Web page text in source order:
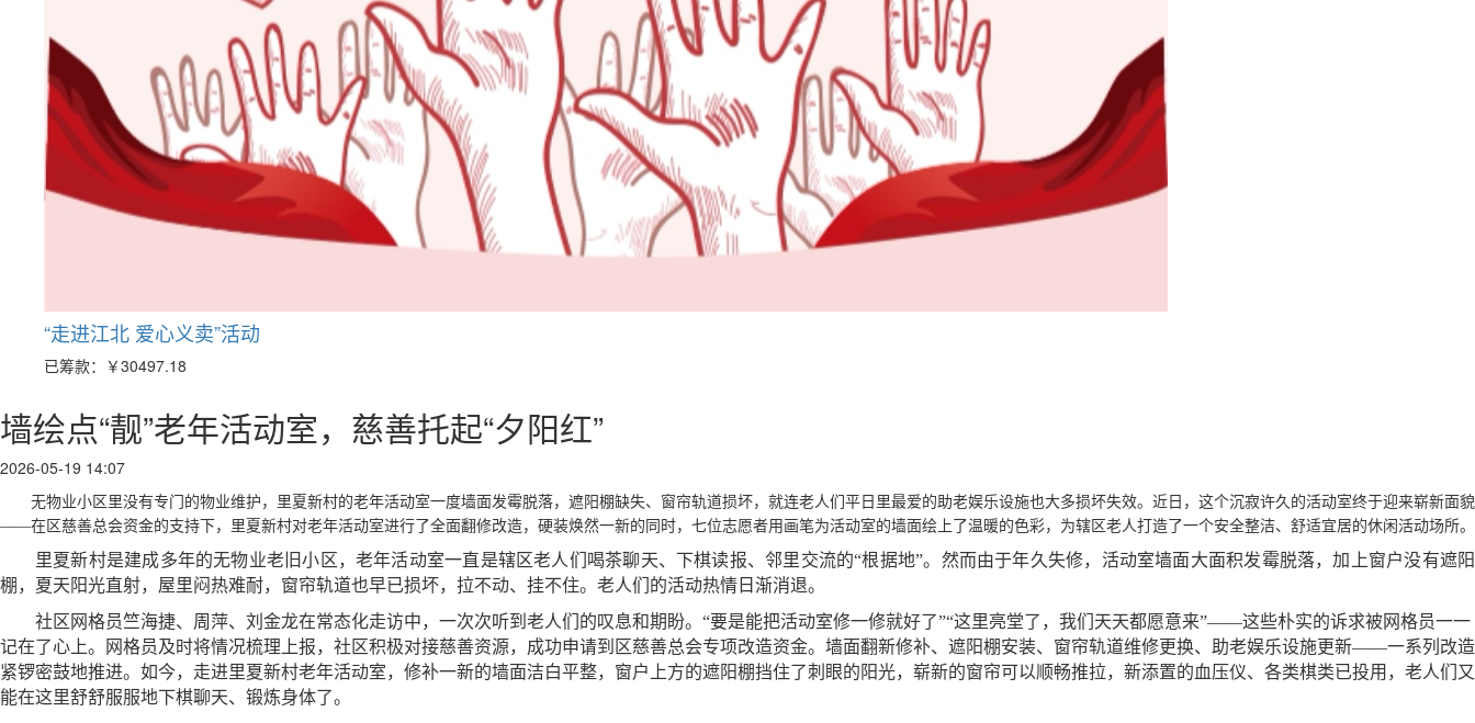
“走进江北 爱心义卖”活动
已筹款： ￥30497.18
墙绘点“靓”老年活动室，慈善托起“夕阳红”
2026-05-19 14:07
无物业小区里没有专门的物业维护，里夏新村的老年活动室一度墙面发霉脱落，遮阳棚缺失、窗帘轨道损坏，就连老人们平日里最爱的助老娱乐设施也大多损坏失效。近日，这个沉寂许久的活动室终于迎来崭新面貌
——在区慈善总会资金的支持下，里夏新村对老年活动室进行了全面翻修改造，硬装焕然一新的同时，七位志愿者用画笔为活动室的墙面绘上了温暖的色彩，为辖区老人打造了一个安全整洁、舒适宜居的休闲活动场所。
里夏新村是建成多年的无物业老旧小区，老年活动室一直是辖区老人们喝茶聊天、下棋读报、邻里交流的“根据地”。然而由于年久失修，活动室墙面大面积发霉脱落，加上窗户没有遮阳
棚，夏天阳光直射，屋里闷热难耐，窗帘轨道也早已损坏，拉不动、挂不住。老人们的活动热情日渐消退。
社区网格员竺海捷、周萍、刘金龙在常态化走访中，一次次听到老人们的叹息和期盼。 “要是能把活动室修一修就好了”“这里亮堂了，我们天天都愿意来”——这些朴实的诉求被网格员一一
记在了心上。网格员及时将情况梳理上报， 社区积极对接慈善资源，成功申请到区慈善总会专项改造资金。墙面翻新修补、遮阳棚安装、窗帘轨道维修更换、助老娱乐设施更新——一系列改造
紧锣密鼓地推进。如今，走进里夏新村老年活动室，修补一新的墙面洁白平整，窗户上方的遮阳棚挡住了刺眼的阳光，崭新的窗帘可以顺畅推拉，新添置的血压仪、 各类棋类已投用，老人们又
能在这里舒舒服服地下棋聊天、锻炼身体了。